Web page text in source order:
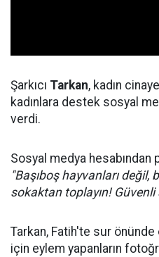
Şarkıcı Tarkan, kadın
kadınlara destek sosyal
verdi.
Sosyal medya hesabından
"Başıboş hayvanları değil,
sokaktan toplayın!
Tarkan, Fatih'te sur
için eylem yapanların